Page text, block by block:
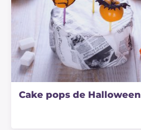
Cake pops de Halloween